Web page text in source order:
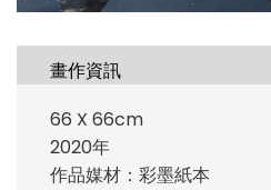
畫作資訊
66 X 66cm
2020年
作品媒材：彩墨紙本